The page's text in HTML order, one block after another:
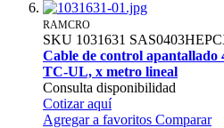
RAMCRO
SKU 1031631
Cable de control apantallado
TC-UL, x metro lineal
Consulta disponibilidad
Cotizar aquí
Agregar a favoritos Comparar